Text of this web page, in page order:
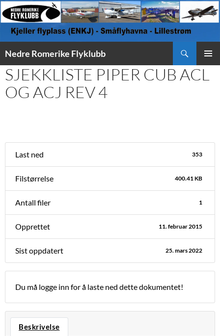
Nedre Romerike Flyklubb
TIL
INNHOLD
SJEKKLISTE PIPER CUB ACL
OG ACJ REV 4
Last ned 353
Filstørrelse 400.41 KB
Antall filer 1
Opprettet 11. februar 2015
Sist oppdatert 25. mars 2022
Du må logge inn for å laste ned dette dokumentet!
Beskrivelse